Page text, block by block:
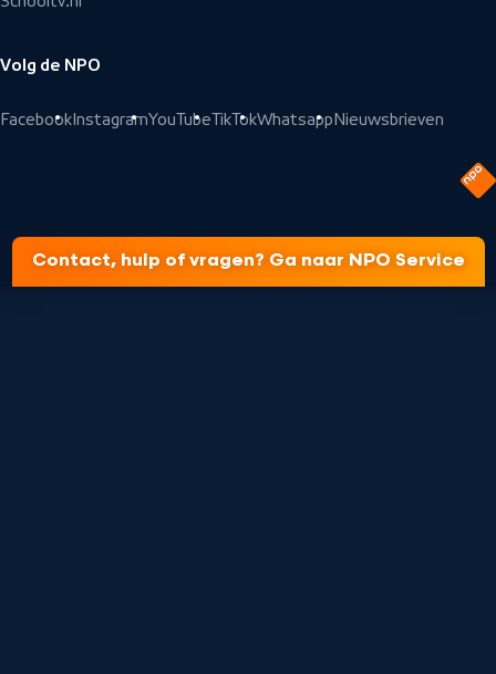
Volg de NPO
Facebook InstagramYouTubeTikTokWhatsapp Nieuwsbrieven
Contact, hulp of vragen? Ga naar NPO Service